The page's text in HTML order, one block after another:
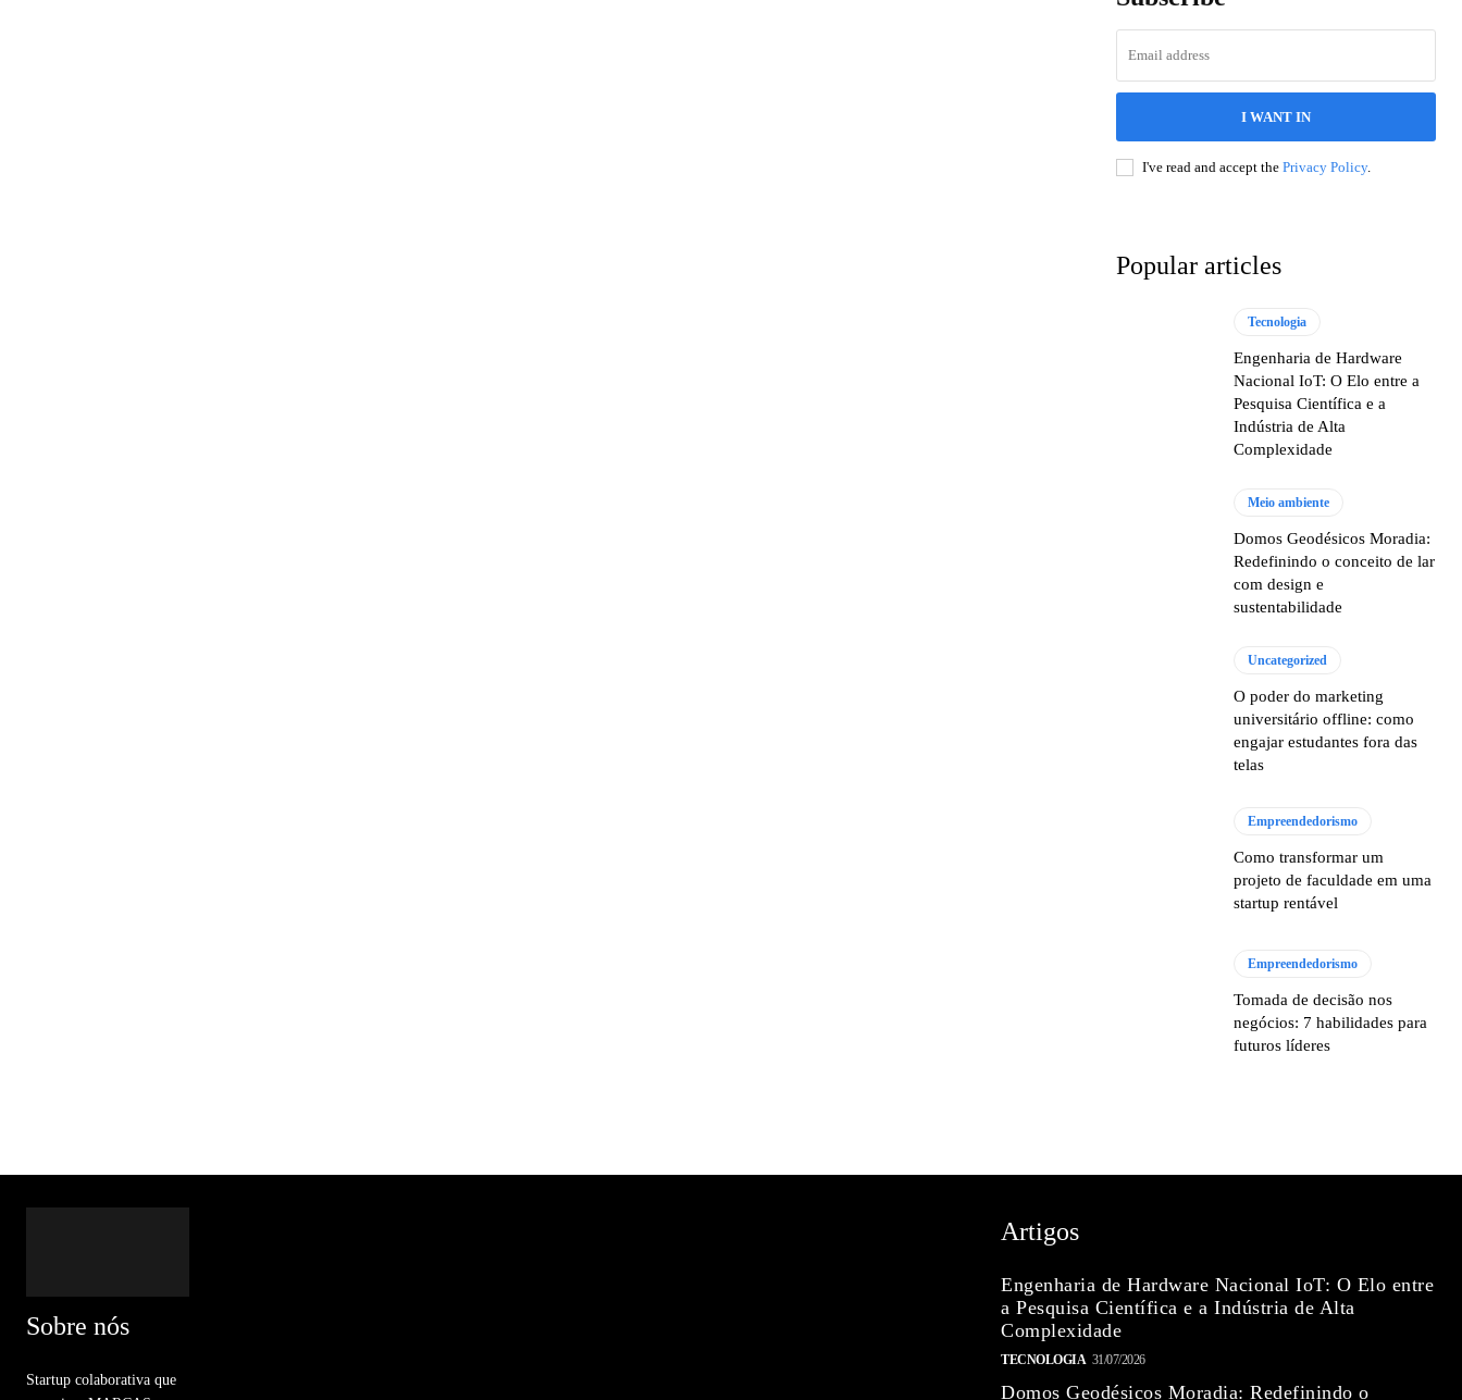
I WANT IN
I've read and accept the Privacy Policy.
Popular articles
Tecnologia
Engenharia de Hardware
Nacional IoT: O Elo entre a
Pesquisa Científica e a
Indústria de Alta
Complexidade
Meio ambiente
Domos Geodésicos Moradia:
Redefinindo o conceito de lar
com design e
sustentabilidade
Uncategorized
O poder do marketing
universitário offline: como
engajar estudantes fora das
telas
Empreendedorismo
Como transformar um
projeto de faculdade em uma
startup rentável
Empreendedorismo
Tomada de decisão nos
negócios: 7 habilidades para
futuros líderes
Sobre nós
Startup colaborativa que
Artigos
Engenharia de Hardware Nacional IoT: O Elo entre
a Pesquisa Científica e a Indústria de Alta
Complexidade
TECNOLOGIA 31/07/2026
Domos Geodésicos Moradia: Redefinindo o